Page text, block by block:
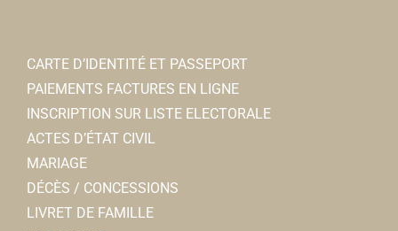
CARTE D’IDENTITÉ ET PASSEPORT
PAIEMENTS FACTURES EN LIGNE
INSCRIPTION SUR LISTE ELECTORALE
ACTES D’ÉTAT CIVIL
MARIAGE
DÉCÈS / CONCESSIONS
LIVRET DE FAMILLE